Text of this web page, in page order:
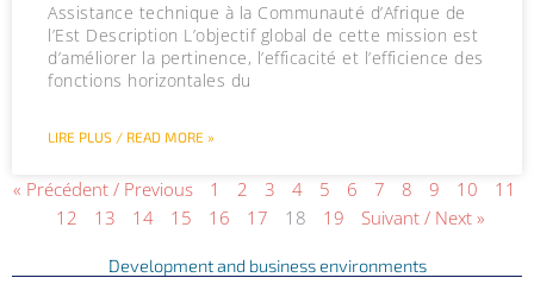
Assistance technique à la Communauté d’Afrique de
l’Est Description L’objectif global de cette mission est
d’améliorer la pertinence, l’efficacité et l’efficience des
fonctions horizontales du
LIRE PLUS / READ MORE »
« Précédent / Previous 1 2 3 4 5 6 7 8 9 10 11
12 13 14 15 16 17 18 19 Suivant / Next »
Development and business environments